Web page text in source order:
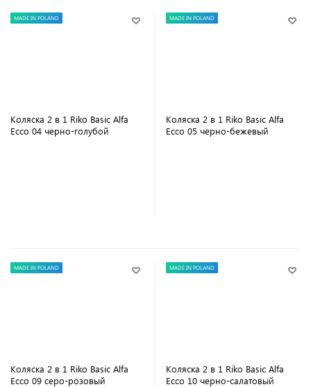
MADE IN POLAND
Коляска 2 в 1 Riko Basic Alfa
Ecco 04 черно-голубой
MADE IN POLAND
Коляска 2 в 1 Riko Basic Alfa
Ecco 05 черно-бежевый
MADE IN POLAND
Коляска 2 в 1 Riko Basic Alfa
Ecco 09 серо-розовый
MADE IN POLAND
Коляска 2 в 1 Riko Basic Alfa
Ecco 10 черно-салатовый